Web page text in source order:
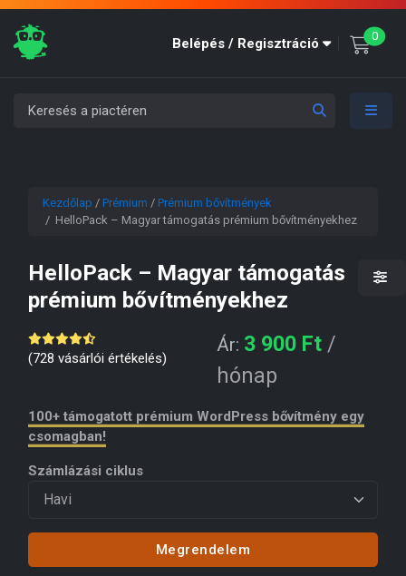
Belépés / Regisztráció 0
Kezdőlap / Prémium / Prémium bővítmények
/ HelloPack – Magyar támogatás prémium bővítményekhez
HelloPack – Magyar támogatás
prémium bővítményekhez
(728 vásárlói értékelés)
Ár: 3 900 Ft /
hónap
100+ támogatott prémium WordPress bővítmény egy
csomagban!
Számlázási ciklus
Megrendelem